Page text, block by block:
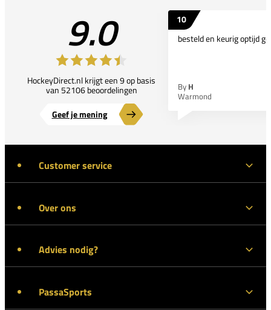
9.0
HockeyDirect.nl krijgt een 9 op basis
van 52106 beoordelingen
Geef je mening
10
besteld en keurig optijd
By H
Warmond
Customer service
Over ons
Advies nodig?
PassaSports